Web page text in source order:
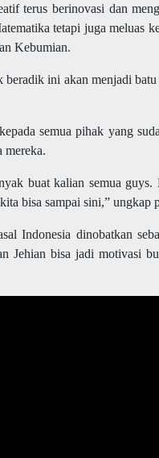
terus berinovasi dan
tetapi juga meluas
Kebumian.
ini akan menjadi
semua pihak yang
mereka.
buat kalian semua
bisa sampai sini,” ungkap
Indonesia dinobatkan
Jehian bisa jadi motivasi